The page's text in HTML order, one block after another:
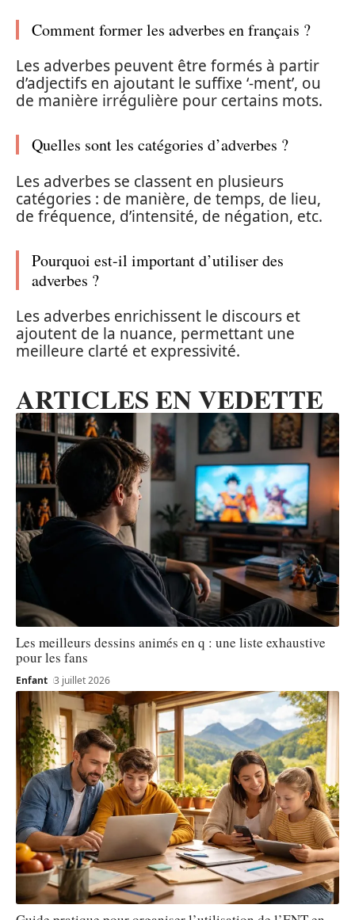
Comment former les adverbes en français ?
Les adverbes peuvent être formés à partir
d’adjectifs en ajoutant le suffixe ‘-ment’, ou
de manière irrégulière pour certains mots.
Quelles sont les catégories d’adverbes ?
Les adverbes se classent en plusieurs
catégories : de manière, de temps, de lieu,
de fréquence, d’intensité, de négation, etc.
Pourquoi est-il important d’utiliser des
adverbes ?
Les adverbes enrichissent le discours et
ajoutent de la nuance, permettant une
meilleure clarté et expressivité.
ARTICLES EN VEDETTE
Les meilleurs dessins animés en q : une liste exhaustive
pour les fans
Enfant 3 juillet 2026